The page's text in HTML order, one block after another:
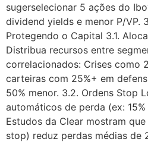
sugerselecionar 5 ações do
dividend yields e menor P/VP.
Protegendo o Capital 3.1.
Distribua recursos entre
correlacionados: Crises como
carteiras com 25%+ em
50% menor. 3.2. Ordens Stop
automáticos de perda (ex:
Estudos da Clear mostram
stop) reduz perdas médias de